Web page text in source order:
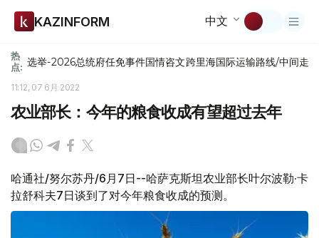
KAZINFORM 中文
热
点: 选举-2026总统府任免事件国情咨文跨里海国际运输路线/中间走廊
11:12, 07 6月 2022
农业部长：今年的粮食收成有望超过去年
哈通社/努尔苏丹/6月7日--哈萨克斯坦农业部长叶尔波勒·卡
拉舒科夫7日谈到了对今年粮食收成的预测。